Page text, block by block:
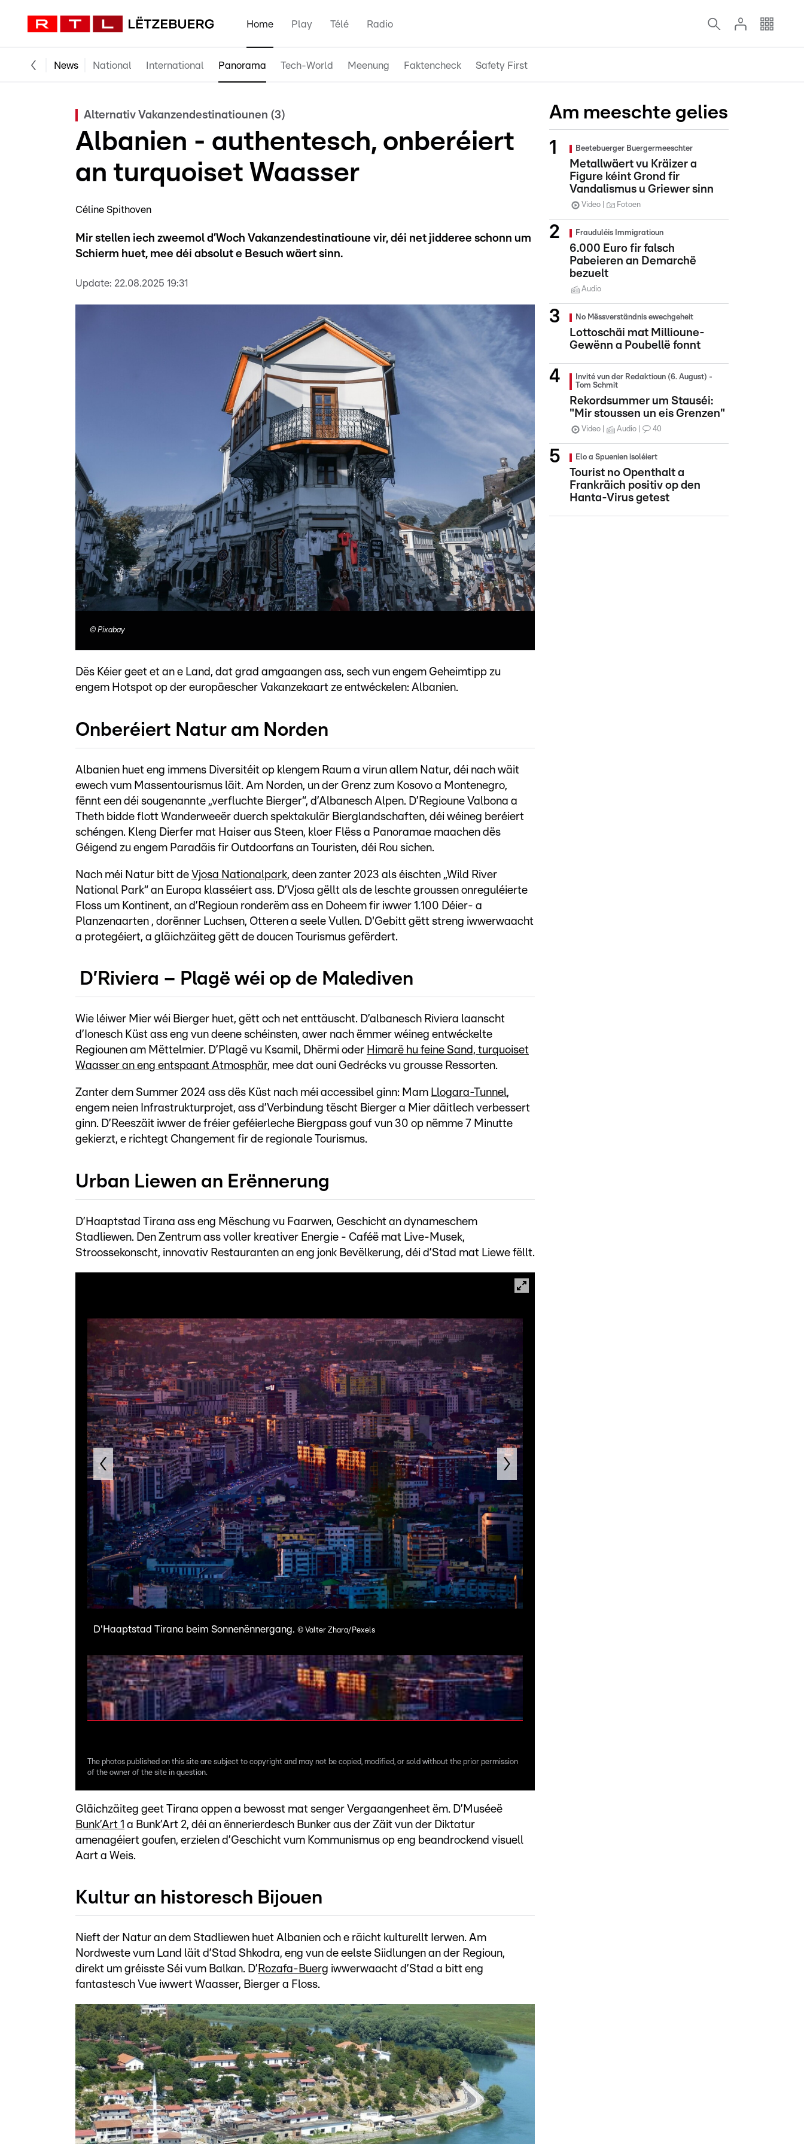
Home Play Télé Radio
News National International Panorama Tech-World Meenung Faktencheck Safety First
Alternativ Vakanzendestinatiounen (3)
Albanien - authentesch, onberéiert
an turquoiset Waasser
Céline Spithoven
Mir stellen iech zweemol d’Woch Vakanzendestinatioune vir, déi net jidderee schonn um
Schierm huet, mee déi absolut e Besuch wäert sinn.
Update: 22.08.2025 19:31
© Pixabay
Dës Kéier geet et an e Land, dat grad amgaangen ass, sech vun engem Geheimtipp zu
engem Hotspot op der europäescher Vakanzekaart ze entwéckelen: Albanien.
Onberéiert Natur am Norden
Albanien huet eng immens Diversitéit op klengem Raum a virun allem Natur, déi nach wäit
ewech vum Massentourismus läit. Am Norden, un der Grenz zum Kosovo a Montenegro,
fënnt een déi sougenannte „verfluchte Bierger“, d’Albanesch Alpen. D’Regioune Valbona a
Theth bidde flott Wanderweeër duerch spektakulär Bierglandschaften, déi wéineg beréiert
schéngen. Kleng Dierfer mat Haiser aus Steen, kloer Flëss a Panoramae maachen dës
Géigend zu engem Paradäis fir Outdoorfans an Touristen, déi Rou sichen.
Nach méi Natur bitt de Vjosa Nationalpark, deen zanter 2023 als éischten „Wild River
National Park“ an Europa klasséiert ass. D’Vjosa gëllt als de leschte groussen onreguléierte
Floss um Kontinent, an d’Regioun ronderëm ass en Doheem fir iwwer 1.100 Déier- a
Planzenaarten , dorënner Luchsen, Otteren a seele Vullen. D'Gebitt gëtt streng iwwerwaacht
a protegéiert, a gläichzäiteg gëtt de doucen Tourismus gefërdert.
D’Riviera – Plagë wéi op de Malediven
Wie léiwer Mier wéi Bierger huet, gëtt och net enttäuscht. D’albanesch Riviera laanscht
d’Ionesch Küst ass eng vun deene schéinsten, awer nach ëmmer wéineg entwéckelte
Regiounen am Mëttelmier. D’Plagë vu Ksamil, Dhërmi oder Himarë hu feine Sand, turquoiset
Waasser an eng entspaant Atmosphär, mee dat ouni Gedrécks vu grousse Ressorten.
Zanter dem Summer 2024 ass dës Küst nach méi accessibel ginn: Mam Llogara-Tunnel,
engem neien Infrastrukturprojet, ass d’Verbindung tëscht Bierger a Mier däitlech verbessert
ginn. D’Reeszäit iwwer de fréier geféierleche Biergpass gouf vun 30 op nëmme 7 Minutte
gekierzt, e richtegt Changement fir de regionale Tourismus.
Urban Liewen an Erënnerung
D’Haaptstad Tirana ass eng Mëschung vu Faarwen, Geschicht an dynameschem
Stadliewen. Den Zentrum ass voller kreativer Energie - Caféë mat Live-Musek,
Stroossekonscht, innovativ Restauranten an eng jonk Bevëlkerung, déi d’Stad mat Liewe fëllt.
D'Haaptstad Tirana beim Sonnenënnergang. © Valter Zhara/Pexels
The photos published on this site are subject to copyright and may not be copied, modified, or sold without the prior permission
of the owner of the site in question.
Gläichzäiteg geet Tirana oppen a bewosst mat senger Vergaangenheet ëm. D’Muséeë
Bunk’Art 1 a Bunk’Art 2, déi an ënnerierdesch Bunker aus der Zäit vun der Diktatur
amenagéiert goufen, erzielen d’Geschicht vum Kommunismus op eng beandrockend visuell
Aart a Weis.
Kultur an historesch Bijouen
Nieft der Natur an dem Stadliewen huet Albanien och e räicht kulturellt Ierwen. Am
Nordweste vum Land läit d’Stad Shkodra, eng vun de eelste Siidlungen an der Regioun,
direkt um gréisste Séi vum Balkan. D’ Rozafa-Buerg iwwerwaacht d’Stad a bitt eng
fantastesch Vue iwwert Waasser, Bierger a Floss.
Am meeschte gelies
Beetebuerger Buergermeeschter
Metallwäert vu Kräizer a
Figure kéint Grond fir
Vandalismus u Griewer sinn
Video Fotoen
Frauduléis Immigratioun
6.000 Euro fir falsch
Pabeieren an Demarchë
bezuelt
Audio
No Mëssverständnis ewechgeheit
Lottoschäi mat Millioune-
Gewënn a Poubellë fonnt
Invité vun der Redaktioun (6. August) -
Tom Schmit
Rekordsummer um Stauséi:
"Mir stoussen un eis Grenzen"
Video Audio 40
Elo a Spuenien isoléiert
Tourist no Openthalt a
Frankräich positiv op den
Hanta-Virus getest